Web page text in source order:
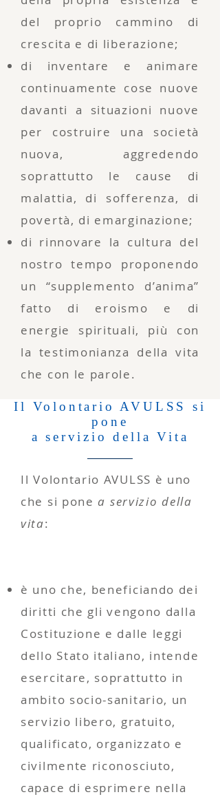
del proprio cammino di
crescita e di liberazione;
di inventare e animare
continuamente cose nuove
davanti a situazioni nuove
per costruire una società
nuova, aggredendo
soprattutto le cause di
malattia, di sofferenza, di
povertà, di emarginazione;
di rinnovare la cultura del
nostro tempo proponendo
un “supplemento d’anima”
fatto di eroismo e di
energie spirituali, più con
la testimonianza della vita
che con le parole.
Il Volontario AVULSS si
pone
a servizio della Vita
Il Volontario AVULSS è uno
che si pone a servizio della
vita:
è uno che, beneficiando dei
diritti che gli vengono dalla
Costituzione e dalle leggi
dello Stato italiano, intende
esercitare, soprattutto in
ambito socio-sanitario, un
servizio libero, gratuito,
qualificato, organizzato e
civilmente riconosciuto,
capace di esprimere nella